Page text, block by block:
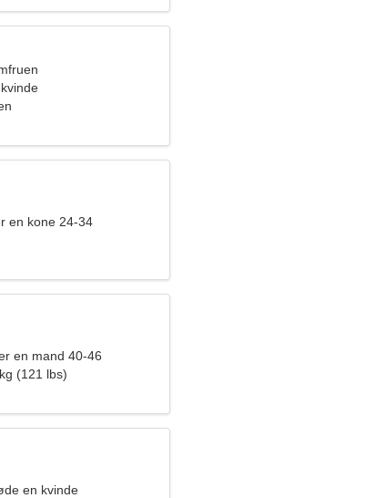
en kone 24-34
en mand 40-46
(121 lbs)
en kvinde